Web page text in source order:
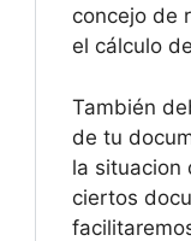
concejo de
el cálculo
También
de tu
la situacion
ciertos